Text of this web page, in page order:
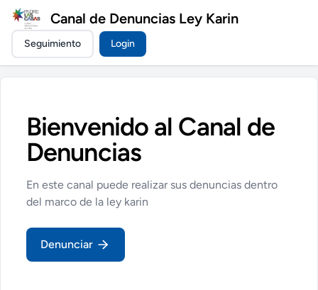
Canal de Denuncias Ley Karin
Seguimiento Login
Bienvenido al Canal de
Denuncias
En este canal puede realizar sus denuncias dentro
del marco de la ley karin
Denunciar